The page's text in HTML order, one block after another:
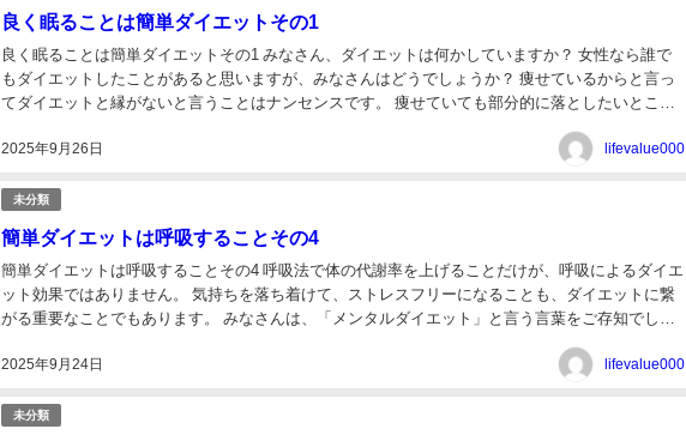
良く眠ることは簡単ダイエットその1
2025年9月26日
良く眠ることは簡単ダイエットその1 みなさん、ダイエットは何かしていますか？ 女性なら誰で
もダイエットしたことがあると思いますが、みなさんはどうでしょうか？ 痩せているからと言っ
てダイエットと縁がないと言うことはナンセンスです。 痩せていても部分的に落としたいところ
lifevalue000
未分類
簡単ダイエットは呼吸することその4
2025年9月24日
簡単ダイエットは呼吸することその4 呼吸法で体の代謝率を上げることだけが、呼吸によるダイエ
ット効果ではありません。 気持ちを落ち着けて、ストレスフリーになることも、ダイエットに繋
がる重要なことでもあります。 みなさんは、「メンタルダイエット」と言う言葉をご存知でしょ
lifevalue000
未分類